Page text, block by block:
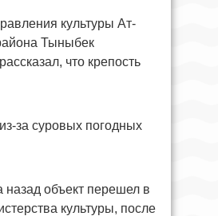
культуры Ат-
Тыныбек
что крепость
за суровых погодных
назад объект перешел в
культуры, после